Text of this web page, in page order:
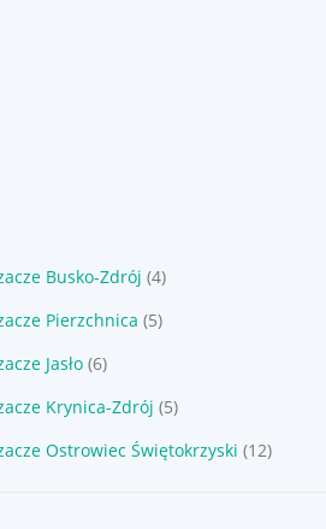
Busko-Zdrój (4)
Pierzchnica (5)
Jasło (6)
Krynica-Zdrój (5)
Ostrowiec Świętokrzyski (12)